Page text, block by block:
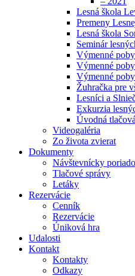
Lesná škola
Premeny
Lesná škola
Seminár
Výmenné
Výmenné
Výmenné
Žuhračka pre
Lesníci a
Exkurzia
Úvodná
Videogaléria
Zo života zvierat
Dokumenty
Návštevnícky
Tlačové správy
Letáky
Rezervácie
Cenník
Rezervácie
Úniková hra
Udalosti
Kontakt
Kontakty
Odkazy